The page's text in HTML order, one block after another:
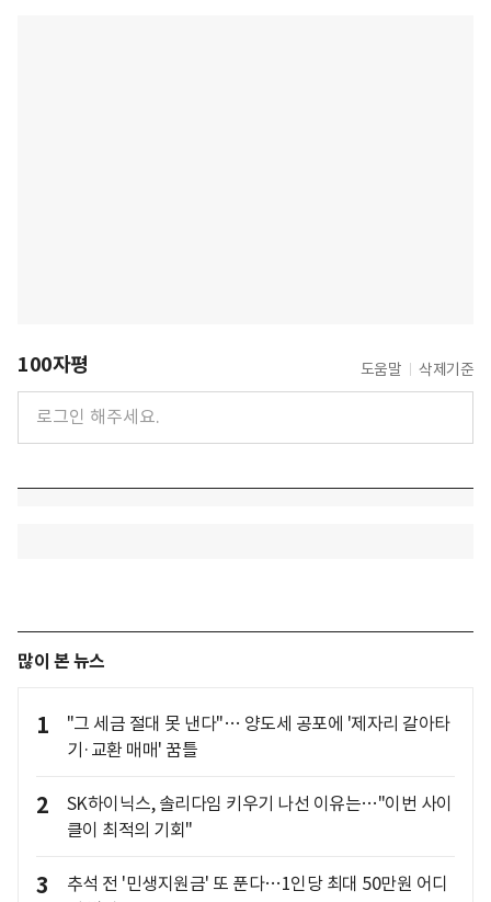
100자평 도움말 삭제기준
많이 본 뉴스
1
"그 세금 절대 못 낸다"… 양도세 공포에 '제자리 갈아타
기·교환 매매' 꿈틀
2
SK하이닉스, 솔리다임 키우기 나선 이유는…"이번 사이
클이 최적의 기회"
3
추석 전 '민생지원금' 또 푼다…1인당 최대 50만원 어디